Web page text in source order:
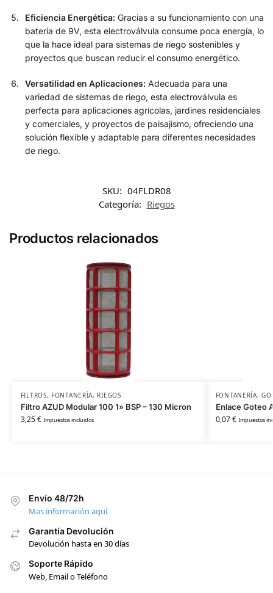
Eficiencia Energética: Gracias a su funcionamiento con una
batería de 9V, esta electroválvula consume poca energía, lo
que la hace ideal para sistemas de riego sostenibles y
proyectos que buscan reducir el consumo energético.
Versatilidad en Aplicaciones: Adecuada para una
variedad de sistemas de riego, esta electroválvula es
perfecta para aplicaciones agrícolas, jardines residenciales
y comerciales, y proyectos de paisajismo, ofreciendo una
solución flexible y adaptable para diferentes necesidades
de riego.
SKU: 04FLDR08
Categoría: Riegos
Productos relacionados
FILTROS, FONTANERÍA, RIEGOS
Filtro AZUD Modular 100 1» BSP – 130 Micron
3,25€ Impuestos incluidos
FONTANERÍA,
Enlace Goteo
0,07€ Impuestos
Envío 48/72h
Mas información aqui
Garantía Devolución
Devolución hasta en 30 días
Soporte Rápido
Web, Email o Teléfono